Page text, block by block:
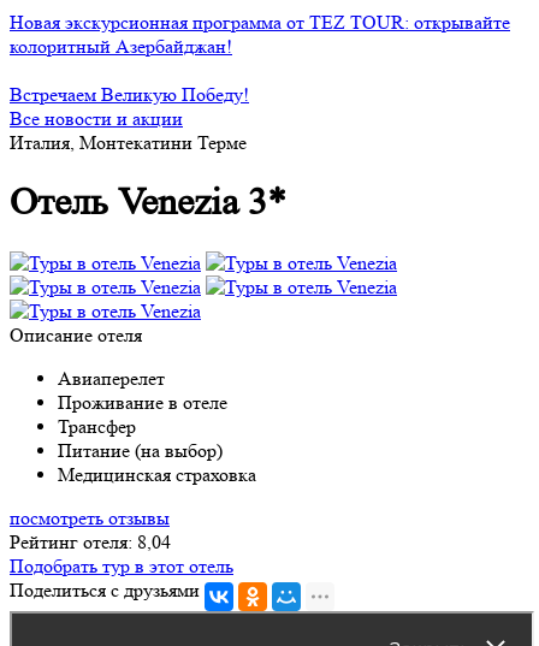
Новая экскурсионная программа от TEZ TOUR: открывайте
колоритный Азербайджан!
Встречаем Великую Победу!
Все новости и акции
Италия, Монтекатини Терме
Отель Venezia 3*
Описание отеля
Авиаперелет
Проживание в отеле
Трансфер
Питание (на выбор)
Медицинская страховка
посмотреть отзывы
Рейтинг отеля: 8,04
Подобрать тур в этот отель
Поделиться с друзьями